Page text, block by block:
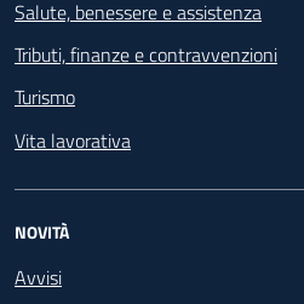
Salute, benessere e assistenza
Tributi, finanze e contravvenzioni
Turismo
Vita lavorativa
NOVITÀ
Avvisi